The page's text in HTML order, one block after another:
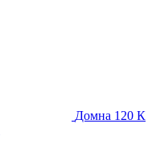
Домна 120 К